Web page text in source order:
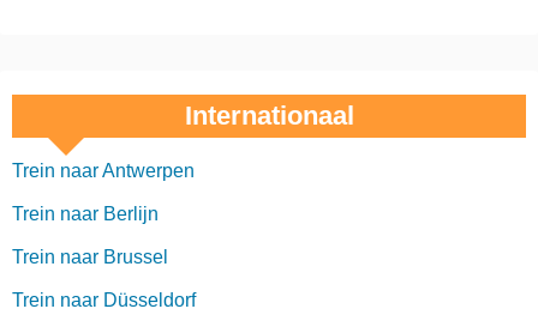
Internationaal
Trein naar Antwerpen
Trein naar Berlijn
Trein naar Brussel
Trein naar Düsseldorf